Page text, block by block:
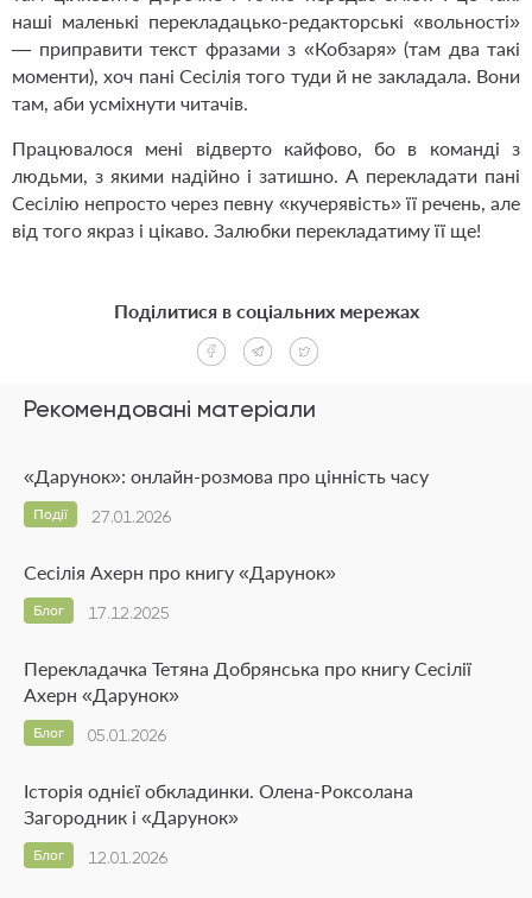
наші маленькі перекладацько-редакторські «вольності»
— приправити текст фразами з «Кобзаря» (там два такі
моменти), хоч пані Сесілія того туди й не закладала. Вони
там, аби усміхнути читачів.
Працювалося мені відверто кайфово, бо в команді з
людьми, з якими надійно і затишно. А перекладати пані
Сесілію непросто через певну «кучерявість» її речень, але
від того якраз і цікаво. Залюбки перекладатиму її ще!
Рекомендовані матеріали
«Дарунок»: онлайн-розмова про цінність часу
27.01.2026
Події
Сесілія Ахерн про книгу «Дарунок»
17.12.2025
Блог
Перекладачка Тетяна Добрянська про книгу Сесілії
Ахерн «Дарунок»
05.01.2026
Блог
Історія однієї обкладинки. Олена-Роксолана
Загородник і «Дарунок»
12.01.2026
Блог
Поділитися в соціальних мережах